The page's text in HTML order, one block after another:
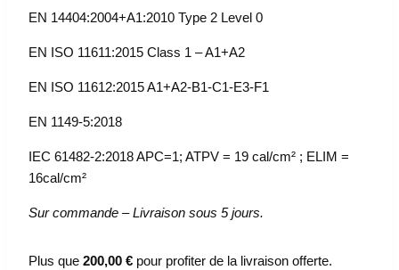
EN 14404:2004+A1:2010 Type 2 Level 0
EN ISO 11611:2015 Class 1 – A1+A2
EN ISO 11612:2015 A1+A2-B1-C1-E3-F1
EN 1149-5:2018
IEC 61482-2:2018 APC=1; ATPV = 19 cal/cm² ; ELIM =
16cal/cm²
Sur commande – Livraison sous 5 jours.
Plus que 200,00 € pour profiter de la livraison offerte.